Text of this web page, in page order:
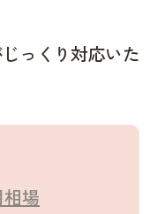
っくり対応いた
場